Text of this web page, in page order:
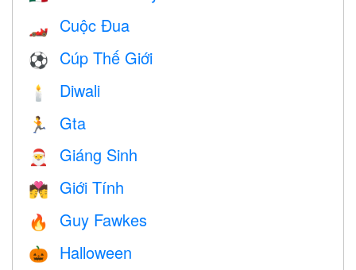
🏎 Cuộc Đua
⚽ Cúp Thế Giới
🕯 Diwali
🏃 Gta
🎅 Giáng Sinh
💏 Giới Tính
🔥 Guy Fawkes
🎃 Halloween